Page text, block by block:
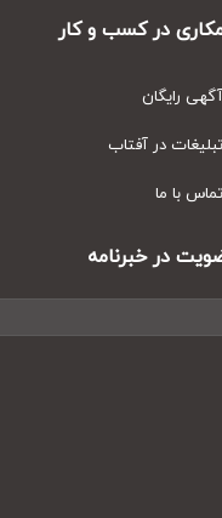
در کسب و کار
رایگان
در آفتاب
با ما
در خبرنامه